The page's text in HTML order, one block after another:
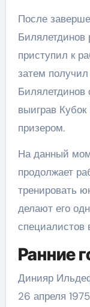
После
приступил к
затем
Билялетдинов
выиграв
призером.
На данный
продолжает
тренировать
делают его
специалистов
Ранние
Динияр
26 апреля